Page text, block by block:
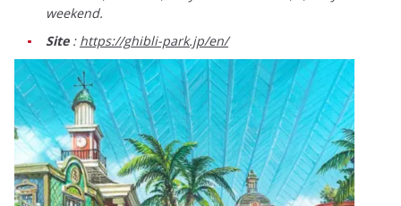
weekend.
Site: https://ghibli-park.jp/en/